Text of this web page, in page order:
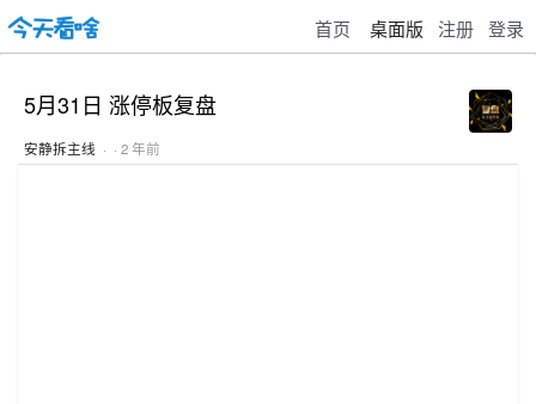
首页 桌面版 注册 登录
5月31日 涨停板复盘 ​​
安静拆主线 · · 2 年前